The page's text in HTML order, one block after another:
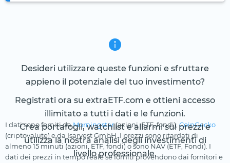
Desideri utilizzare queste funzioni e sfruttare
appieno il potenziale del tuo investimento?
Registrati ora su extraETF.com e ottieni accesso
illimitato a tutti i dati e le funzioni.
Crea portafogli, watchlist e allarmi sui prezzi e
utilizza la nostra analisi degli investimenti di
livello professionale.
I dati sono forniti daMorningstar(azioni, ETF, fondi), CoinGecko
(criptovalute) e da Isarvest GmbH. I prezzi sono ritardati di
almeno 15 minuti (azioni, ETF, fondi) o sono NAV (ETF, Fondi). I
dati dei prezzi in tempo reale se forniti provendono dai fornitori e